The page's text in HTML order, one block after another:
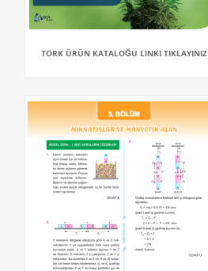
TORK ÜRÜN KATALOĞU LINKI TIKLAYINIZ